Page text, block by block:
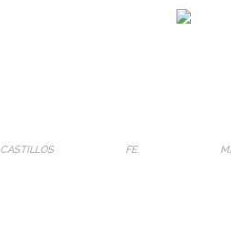
CASTILLOS FE